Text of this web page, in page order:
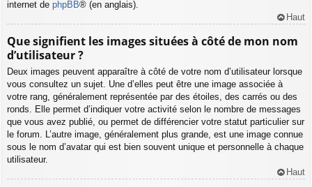
internet de phpBB® (en anglais).
Haut
Que signifient les images situées à côté de mon nom
d’utilisateur ?
Deux images peuvent apparaître à côté de votre nom d’utilisateur lorsque
vous consultez un sujet. Une d’elles peut être une image associée à
votre rang, généralement représentée par des étoiles, des carrés ou des
ronds. Elle permet d’indiquer votre activité selon le nombre de messages
que vous avez publié, ou permet de différencier votre statut particulier sur
le forum. L’autre image, généralement plus grande, est une image connue
sous le nom d’avatar qui est bien souvent unique et personnelle à chaque
utilisateur.
Haut